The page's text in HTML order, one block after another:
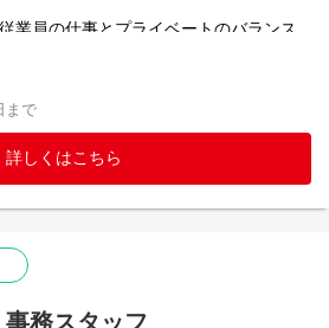
イベートの調和を図るための休暇制度
以内の連続休暇を対象期間内に2回取得
す。（一定の基準あり）
す。
するため、企業型確定拠出年金（DC）
業員の仕事とプライベートのバランス
きたのも要因の一つであると言えま
心して働けるより良い環境の実現を目
仕事とプライベートの調和を図るため
以内の連続休暇を対象期間内に2回取得
す。（一定の基準あり）
るツヤ制度)
まで
詳しくはこちら
事務スタッフ